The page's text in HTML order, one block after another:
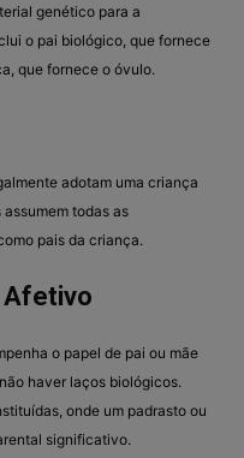
genético para a
o pai biológico, que fornece
que fornece o óvulo.
adotam uma criança
todas as
pais da criança.
Afetivo
o papel de pai ou mãe
haver laços biológicos.
onde um padrasto ou
significativo.